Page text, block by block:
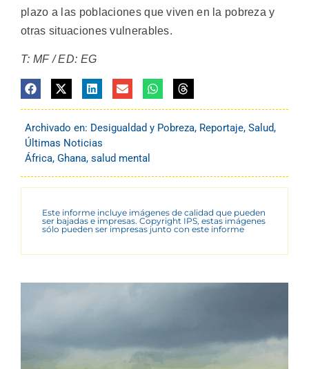
plazo a las poblaciones que viven en la pobreza y
otras situaciones vulnerables.
T: MF / ED: EG
Archivado en: Desigualdad y Pobreza, Reportaje, Salud,
Últimas Noticias
África, Ghana, salud mental
Este informe incluye imágenes de calidad que pueden
ser bajadas e impresas. Copyright IPS, estas imágenes
sólo pueden ser impresas junto con este informe